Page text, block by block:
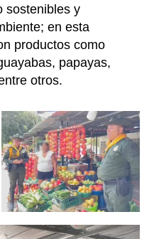
sostenibles y
en esta
productos como
papayas,
otros.